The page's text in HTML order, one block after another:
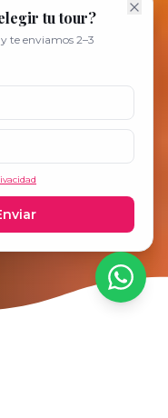
tu tour?
te enviamos 2–3